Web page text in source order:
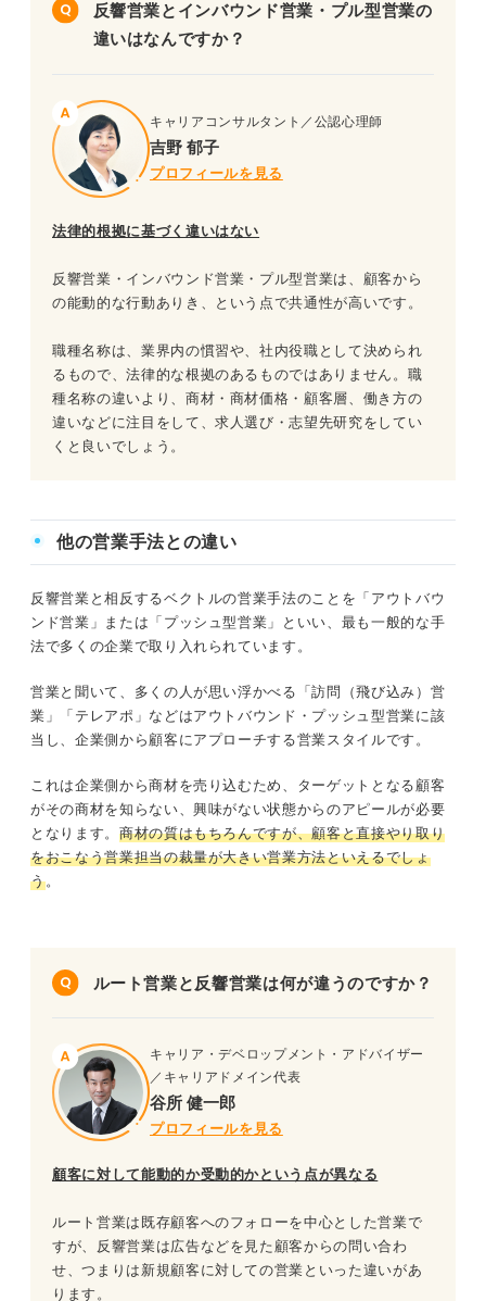
反響営業とインバウンド営業・プル型営業の
違いはなんですか？
キャリアコンサルタント／公認心理師
吉野 郁子
プロフィールを見る
法律的根拠に基づく違いはない
反響営業・インバウンド営業・プル型営業は、顧客から
の能動的な行動ありき、という点で共通性が高いです。
職種名称は、業界内の慣習や、社内役職として決められ
るもので、法律的な根拠のあるものではありません。職
種名称の違いより、商材・商材価格・顧客層、働き方の
違いなどに注目をして、求人選び・志望先研究をしてい
くと良いでしょう。
他の営業手法との違い
反響営業と相反するベクトルの営業手法のことを「アウトバウ
ンド営業」または「プッシュ型営業」といい、最も一般的な手
法で多くの企業で取り入れられています。
営業と聞いて、多くの人が思い浮かべる「訪問（飛び込み）営
業」「テレアポ」などはアウトバウンド・プッシュ型営業に該
当し、企業側から顧客にアプローチする営業スタイルです。
これは企業側から商材を売り込むため、ターゲットとなる顧客
がその商材を知らない、興味がない状態からのアピールが必要
となります。 商材の質はもちろんですが、顧客と直接やり取り
をおこなう営業担当の裁量が大きい営業方法といえるでしょ
う。
ルート営業と反響営業は何が違うのですか？
キャリア・デベロップメント・アドバイザー
／キャリアドメイン代表
谷所 健一郎
プロフィールを見る
顧客に対して能動的か受動的かという点が異なる
ルート営業は既存顧客へのフォローを中心とした営業で
すが、反響営業は広告などを見た顧客からの問い合わ
せ、つまりは新規顧客に対しての営業といった違いがあ
ります。